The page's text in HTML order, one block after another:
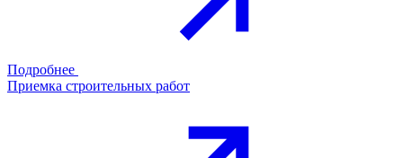
Подробнее
Приемка строительных работ